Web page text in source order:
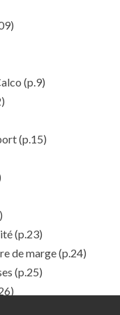
(p.9)
(p.15)
(p.23)
de marge(p.24)
(p.25)